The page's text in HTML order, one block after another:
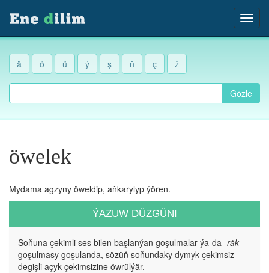
ä ö ü ý ş ň ç ž
Gözle
öwelek
Mydama agzyny öweldip, aňkarylyp ýören.
ÝAZUW DÜZGÜNI
Soňuna çekimli ses bilen başlanýan goşulmalar ýa-da -räk
goşulmasy goşulanda, sözüň soňundaky dymyk çekimsiz
degişli açyk çekimsizine öwrülýär.